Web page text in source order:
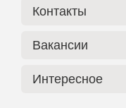
Контакты
Вакансии
Интересное